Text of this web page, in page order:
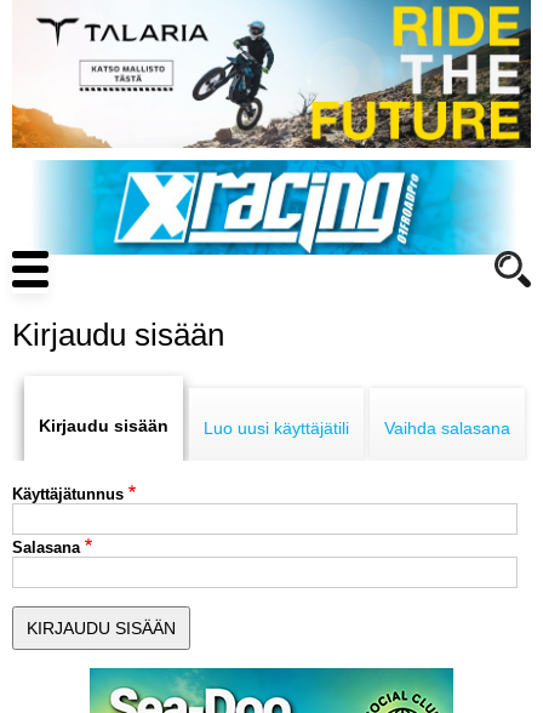
pääsisältöön
Main
navigation
ENDURO
LUE DIGILEHDET
Kirjaudu sisään
tabs
Kirjaudu sisään Luo uusi käyttäjätili Vaihda salasana
Käyttäjätunnus
Salasana